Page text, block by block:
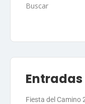
Buscar
Fiesta del Camino